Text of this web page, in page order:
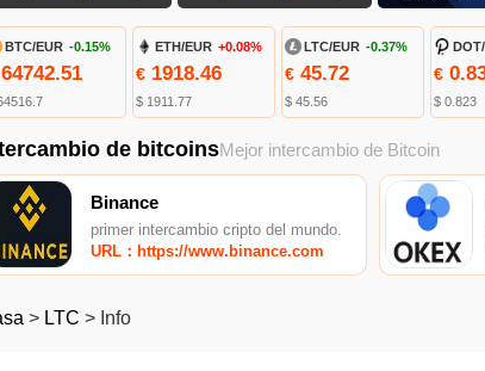
BTC/EUR -0.15%
64742.51
ETH/EUR +0.08%
€1918.46
$ 1911.77
LTC/EUR -0.37%
€45.72
$ 45.56
€
$ 0.823
de bitcoinsMejor intercambio de Bitcoin
Binance
primer intercambio cripto del mundo.
URL：https://www.binance.com
> LTC > Info